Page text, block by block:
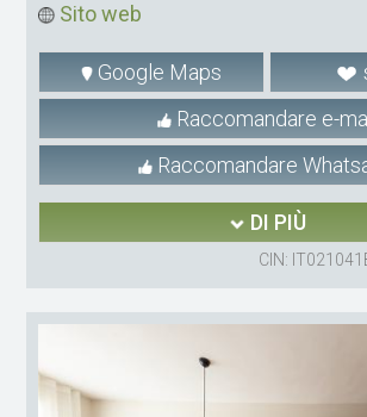
Sito web
Google Maps
Raccomandare e-
Raccomandare
DI PIÙ
CIN: